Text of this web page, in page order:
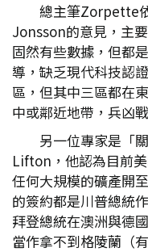
總主筆Zorpette
Jonsson的意見，主
固然有些數據，但都
導，缺乏現代科技認
區，但其中三區都在
中或鄰近地帶，兵凶
另一位專家是「
Lifton，他認為目前
任何大規模的礦產開
的簽約都是川普總統
拜登總統在澳洲與德
當作拿不到格陵蘭（